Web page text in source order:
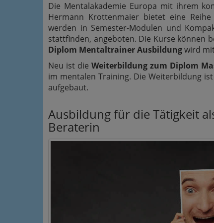
Die Mentalakademie Europa mit ihrem
Hermann Krottenmaier bietet eine
werden in Semester-Modulen und
stattfinden, angeboten. Die Kurse können
Diplom Mentaltrainer Ausbildungwird
Neu ist die Weiterbildung zum Diplom
im mentalen Training. Die Weiterbildung
aufgebaut.
Ausbildung für die Tätigkeit
Beraterin